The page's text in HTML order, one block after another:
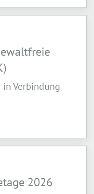
in Verbindung
2026